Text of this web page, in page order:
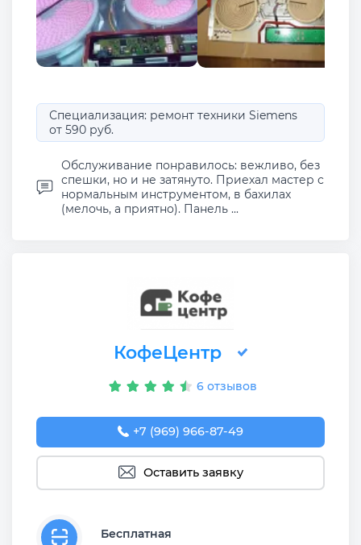
Специализация: ремонт техники Siemens
от 590 руб.
Обслуживание понравилось: вежливо, без
спешки, но и не затянуто. Приехал мастер с
нормальным инструментом, в бахилах
(мелочь, а приятно). Панель ...
КофеЦентр
6 отзывов
+7 (969) 966-87-49
Оставить заявку
Бесплатная